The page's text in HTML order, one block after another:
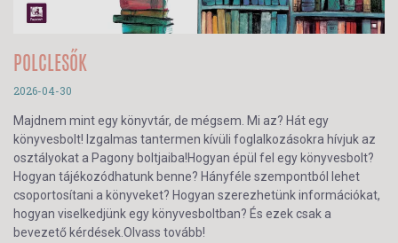
POLCLESŐK
2026-04-30
Majdnem mint egy könyvtár, de mégsem. Mi az? Hát egy
könyvesbolt! Izgalmas tantermen kívüli foglalkozásokra hívjuk az
osztályokat a Pagony boltjaiba!Hogyan épül fel egy könyvesbolt?
Hogyan tájékozódhatunk benne? Hányféle szempontból lehet
csoportosítani a könyveket? Hogyan szerezhetünk információkat,
hogyan viselkedjünk egy könyvesboltban? És ezek csak a
bevezető kérdések.Olvass tovább!